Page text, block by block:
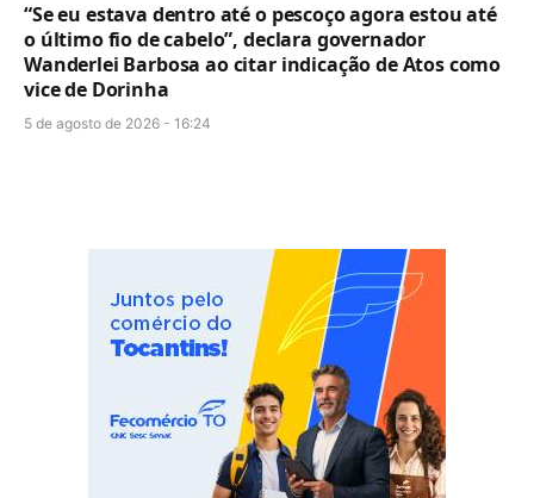
“Se eu estava dentro até o pescoço agora estou até
o último fio de cabelo”, declara governador
Wanderlei Barbosa ao citar indicação de Atos como
vice de Dorinha
5 de agosto de 2026 - 16:24